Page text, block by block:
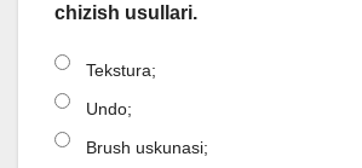
chizish usullari.
Tekstura;
Undo;
Brush uskunasi;